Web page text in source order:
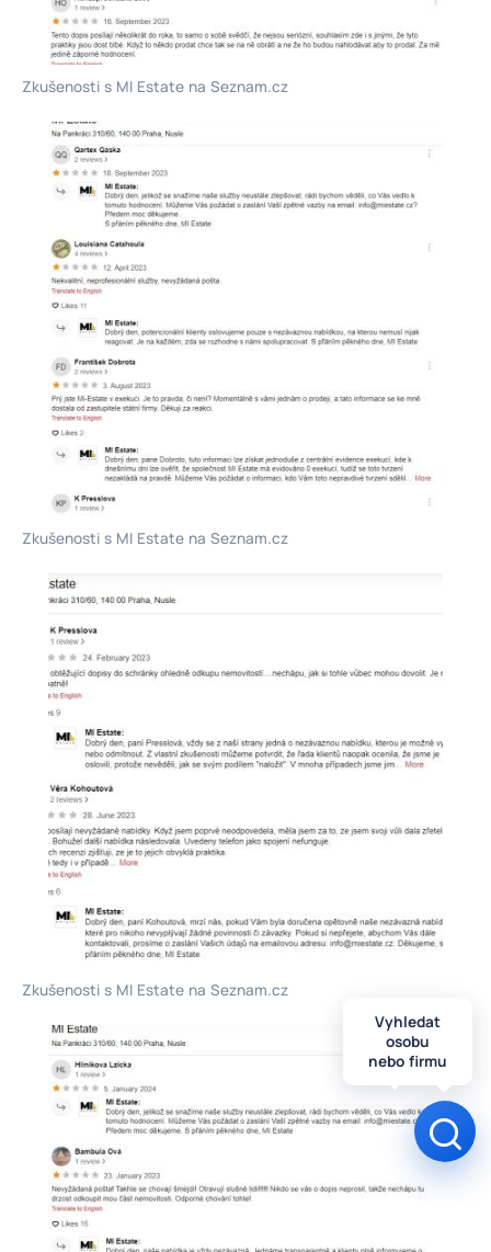
Zkušenosti s MI Estate na Seznam.cz
Zkušenosti s MI Estate na Seznam.cz
Zkušenosti s MI Estate na Seznam.cz
Vyhledat
osobu
nebo firmu